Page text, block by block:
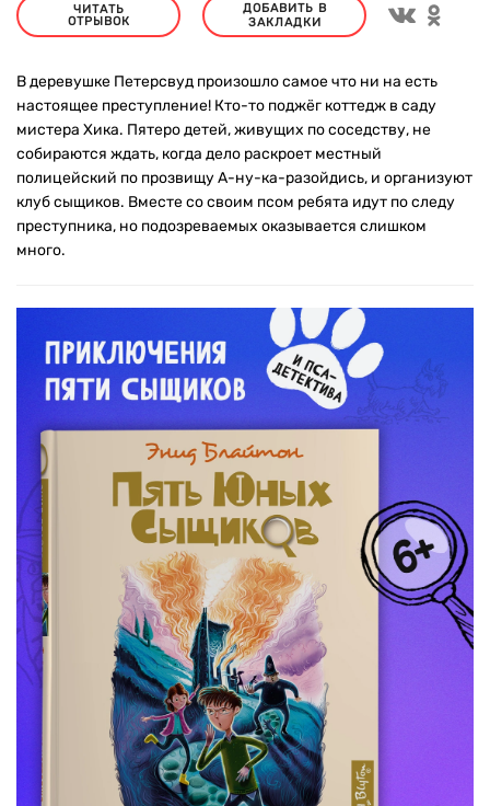
ЧИТАТЬ
ОТРЫВОК
ДОБАВИТЬ В
ЗАКЛАДКИ
В деревушке Петерсвуд произошло самое что ни на есть
настоящее преступление! Кто-то поджёг коттедж в саду
мистера Хика. Пятеро детей, живущих по соседству, не
собираются ждать, когда дело раскроет местный
полицейский по прозвищу А-ну-ка-разойдись, и организуют
клуб сыщиков. Вместе со своим псом ребята идут по следу
преступника, но подозреваемых оказывается слишком
много.